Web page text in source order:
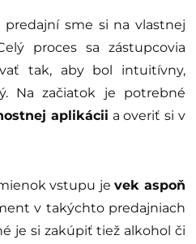
predajní sme si na vlastnej
proces sa zástupcovia
tak, aby bol intuitívny,
Na začiatok je potrebné
aplikácii a overiť si v
vstupu jevek aspoň
v takýchto predajniach
je si zakúpiť tiež alkohol či